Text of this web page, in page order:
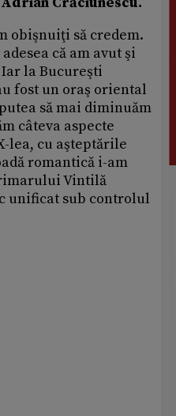
obişnuiţi să credem.
că am avut şi
la Bucureşti
fost un oraş oriental
să mai diminuăm
câteva aspecte
lea, cu aşteptările
romantică i-am
Vintilă
unificat sub controlul